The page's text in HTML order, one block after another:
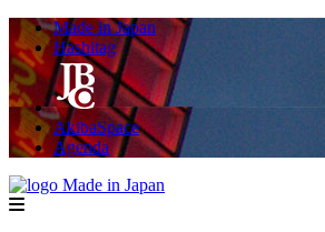
Made in Japan
Hashitag
AkibaSpace
Agenda
menu